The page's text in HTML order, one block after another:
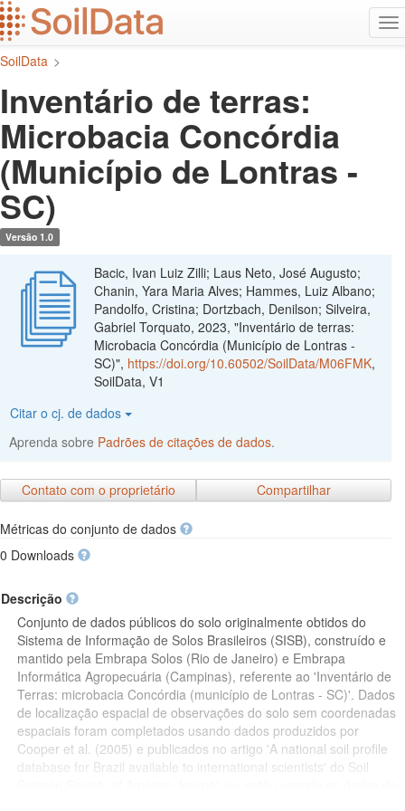
Ir
para
o
conteúdo
SoilData >
Inventário de terras:
Microbacia Concórdia
(Município de Lontras -
SC)
Versão 1.0
Bacic, Ivan Luiz Zilli; Laus Neto, José Augusto;
Chanin, Yara Maria Alves; Hammes, Luiz Albano;
Pandolfo, Cristina; Dortzbach, Denilson; Silveira,
Gabriel Torquato, 2023, "Inventário de terras:
Microbacia Concórdia (Município de Lontras -
SC)", https://doi.org/10.60502/SoilData/M06FMK,
SoilData, V1
Citar o cj. de dados
Aprenda sobre Padrões de citações de dados.
Contato com o proprietário Compartilhar
Métricas do conjunto de dados
0 Downloads
Descrição
Conjunto de dados públicos do solo originalmente obtidos do
Sistema de Informação de Solos Brasileiros (SISB), construído e
mantido pela Embrapa Solos (Rio de Janeiro) e Embrapa
Informática Agropecuária (Campinas), referente ao 'Inventário de
Terras: microbacia Concórdia (município de Lontras - SC)'. Dados
de localização espacial de observações do solo sem coordenadas
espaciais foram completados usando dados produzidos por
Cooper et al. (2005) e publicados no artigo 'A national soil profile
database for Brazil available to international scientists' do Soil